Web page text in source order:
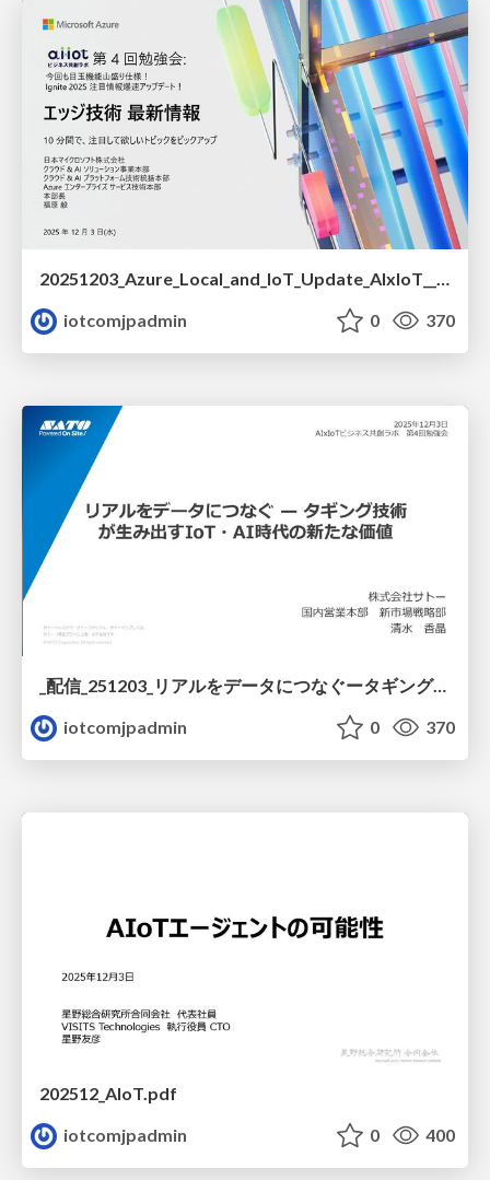
20251203_Azure_Local_and_IoT_Update_AIxIoT__1_.pdf
iotcomjpadmin
0 370
_配信_251203_リアルをデータにつなぐータギング技術が生み出すIoT_AI時代の新たな価値_AIxIoTビジネス共創ラボ_.pdf
iotcomjpadmin
0 370
202512_AIoT.pdf
iotcomjpadmin
0 400